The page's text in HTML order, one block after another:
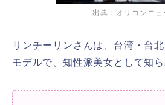
出典：オリコンニュ
リンチーリンさんは、台湾・台
モデルで、知性派美女として知ら